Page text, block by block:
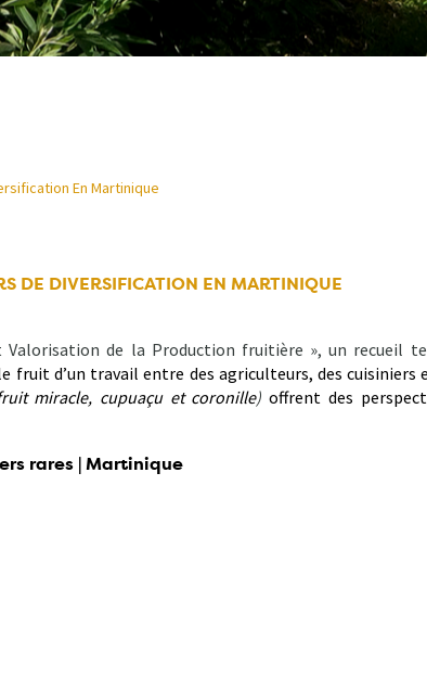
En Martinique
DE DIVERSIFICATION EN MARTINIQUE
de la Production fruitière », un recueil
fruit d’un travail entre des agriculteurs, des cuisiniers
miracle, cupuaçu et coronille) offrent des
rares | Martinique